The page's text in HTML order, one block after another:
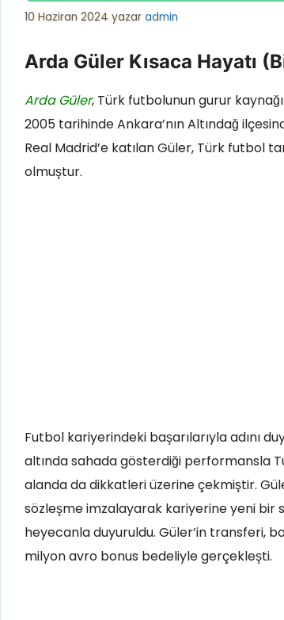
10 Haziran 2024 yazar admin
Arda Güler Kısaca Hayatı
Arda Güler, Türk futbolunun gurur
2005 tarihinde Ankara’nın Altındağ
Real Madrid’e katılan Güler, Türk futbol
olmuştur.
Futbol kariyerindeki başarılarıyla adını
altında sahada gösterdiği performansla
alanda da dikkatleri üzerine çekmiştir.
sözleşme imzalayarak kariyerine yeni bir
heyecanla duyuruldu. Güler’in transferi,
milyon avro bonus bedeliyle gerçekleşti.